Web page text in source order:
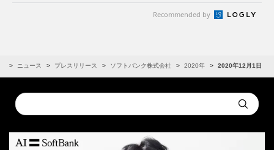
Recommended by
ニュース プレスリリース ソフトバンク株式会社 2020年 2020年12月1日
Conduct
a
Submit